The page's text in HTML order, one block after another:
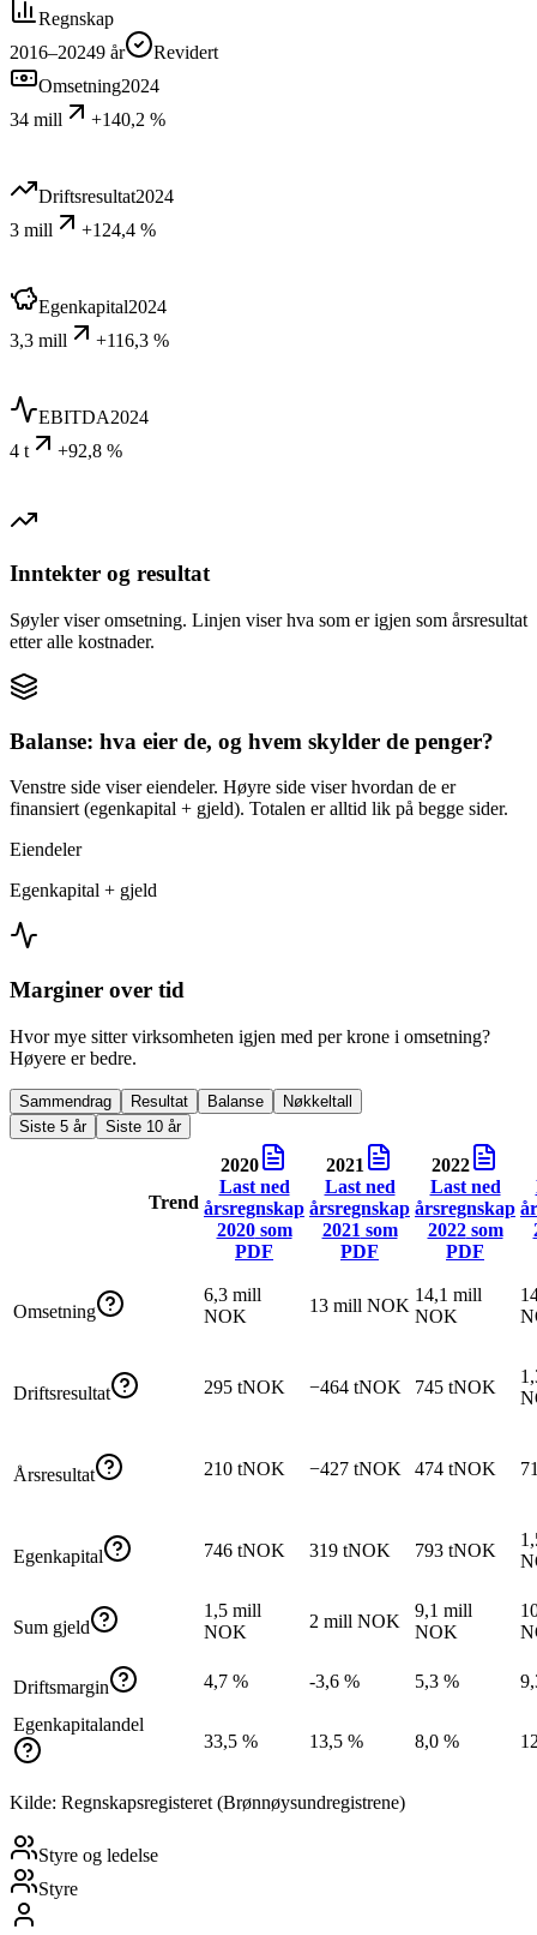
Regnskap
2016–20249 år
Revidert
Omsetning2024
34 mill
+140,2 %
Driftsresultat2024
3 mill
+124,4 %
Egenkapital2024
3,3 mill
+116,3 %
EBITDA2024
4 t
+92,8 %
Inntekter og resultat
Søyler viser omsetning. Linjen viser hva som er igjen som årsresultat
etter alle kostnader.
Balanse: hva eier de, og hvem skylder de penger?
Venstre side viser eiendeler. Høyre side viser hvordan de er
finansiert (egenkapital + gjeld). Totalen er alltid lik på begge sider.
Eiendeler
Egenkapital + gjeld
Marginer over tid
Hvor mye sitter virksomheten igjen med per krone i omsetning?
Høyere er bedre.
Sammendrag Resultat Balanse
Nøkkeltall
Siste 5 år
Siste 10 år
Trend
2020
Last ned
årsregnskap
2020som
PDF
2021
Last ned
årsregnskap
2021 som
PDF
2022
Last ned
årsregnskap
2022som
PDF
Omsetning
6,3 mill
NOK
13 mill NOK
14,1 mill
NOK
Driftsresultat 295 tNOK −464 tNOK 745 tNOK
Årsresultat 210 tNOK −427 tNOK 474 tNOK
Egenkapital 746 tNOK 319 tNOK 793 tNOK
Sum gjeld
1,5 mill
NOK
2 mill NOK
9,1 mill
NOK
Driftsmargin 4,7 % -3,6 % 5,3 %
Egenkapitalandel
33,5 %
13,5 % 8,0 %
Kilde: Regnskapsregisteret (Brønnøysundregistrene)
Styre og ledelse
Styre